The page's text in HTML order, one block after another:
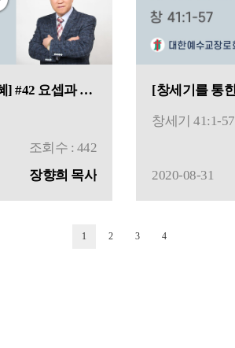
[창세기를 통한 은혜] #42 요셉과 형들의 만남
조회수 : 442
장향희 목사
창세기 41:1-57
2020-08-31
1 2 3 4